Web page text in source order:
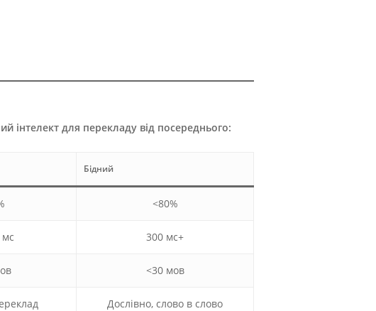
інтелект для перекладу від посереднього:
Бідний
<80%
300 мс+
<30 мов
Дослівно, слово в слово